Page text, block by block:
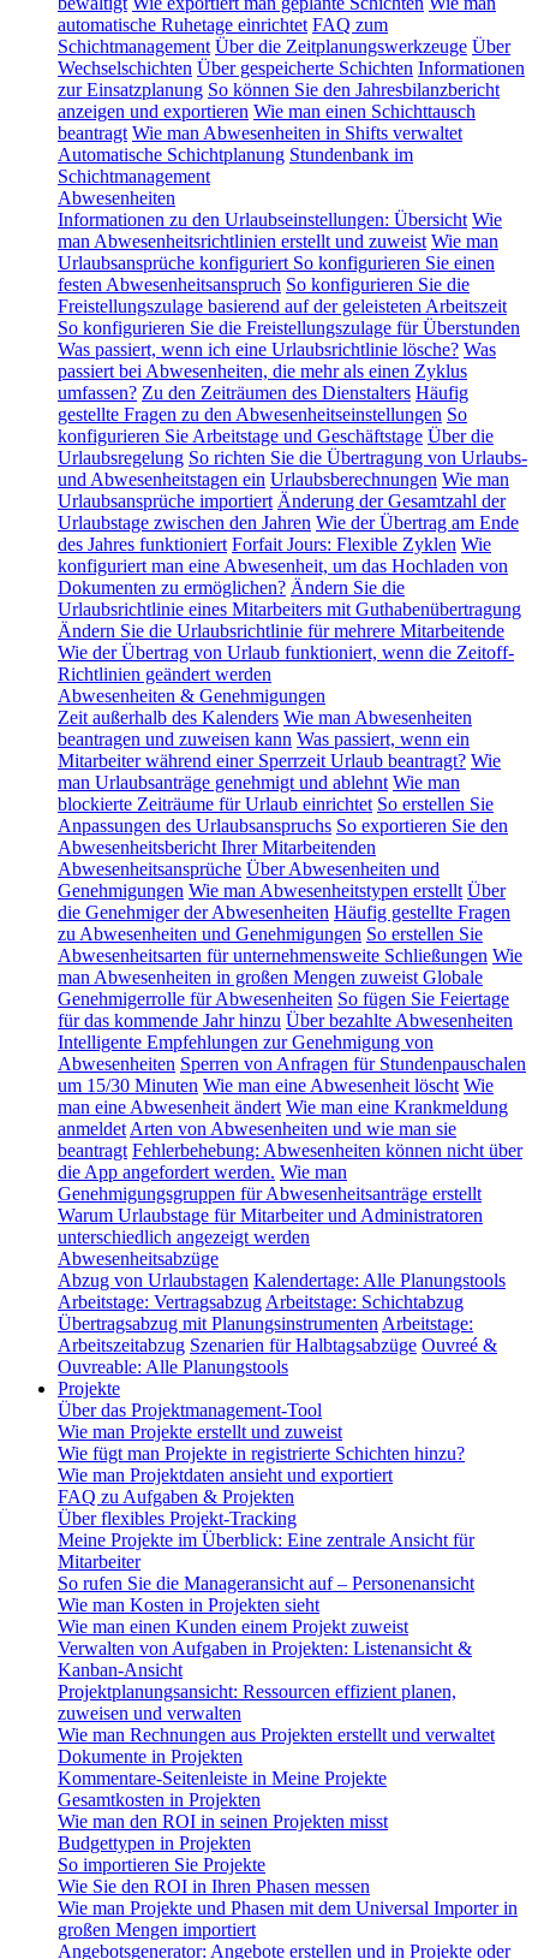
automatische Ruhetage einrichtet FAQ zum
Schichtmanagement Über die Zeitplanungswerkzeuge Über
Wechselschichten Über gespeicherte Schichten Informationen
zur Einsatzplanung So können Sie den Jahresbilanzbericht
anzeigen und exportieren Wie man einen Schichttausch
beantragt Wie man Abwesenheiten in Shifts verwaltet
Automatische Schichtplanung Stundenbank im
Schichtmanagement
Abwesenheiten
Informationen zu den Urlaubseinstellungen: Übersicht Wie
man Abwesenheitsrichtlinien erstellt und zuweist Wie man
Urlaubsansprüche konfiguriert So konfigurieren Sie einen
festen Abwesenheitsanspruch So konfigurieren Sie die
Freistellungszulage basierend auf der geleisteten Arbeitszeit
So konfigurieren Sie die Freistellungszulage für Überstunden
Was passiert, wenn ich eine Urlaubsrichtlinie lösche? Was
passiert bei Abwesenheiten, die mehr als einen Zyklus
umfassen? Zu den Zeiträumen des Dienstalters Häufig
gestellte Fragen zu den Abwesenheitseinstellungen So
konfigurieren Sie Arbeitstage und Geschäftstage Über die
Urlaubsregelung So richten Sie die Übertragung von Urlaubs-
und Abwesenheitstagen ein Urlaubsberechnungen Wie man
Urlaubsansprüche importiert Änderung der Gesamtzahl der
Urlaubstage zwischen den Jahren Wie der Übertrag am Ende
des Jahres funktioniert Forfait Jours: Flexible Zyklen Wie
konfiguriert man eine Abwesenheit, um das Hochladen von
Dokumenten zu ermöglichen? Ändern Sie die
Urlaubsrichtlinie eines Mitarbeiters mit Guthabenübertragung
Ändern Sie die Urlaubsrichtlinie für mehrere Mitarbeitende
Wie der Übertrag von Urlaub funktioniert, wenn die Zeitoff-
Richtlinien geändert werden
Abwesenheiten & Genehmigungen
Zeit außerhalb des Kalenders Wie man Abwesenheiten
beantragen und zuweisen kann Was passiert, wenn ein
Mitarbeiter während einer Sperrzeit Urlaub beantragt? Wie
man Urlaubsanträge genehmigt und ablehnt Wie man
blockierte Zeiträume für Urlaub einrichtet So erstellen Sie
Anpassungen des Urlaubsanspruchs So exportieren Sie den
Abwesenheitsbericht Ihrer Mitarbeitenden
Abwesenheitsansprüche Über Abwesenheiten und
Genehmigungen Wie man Abwesenheitstypen erstellt Über
die Genehmiger der Abwesenheiten Häufig gestellte Fragen
zu Abwesenheiten und Genehmigungen So erstellen Sie
Abwesenheitsarten für unternehmensweite Schließungen Wie
man Abwesenheiten in großen Mengen zuweist Globale
Genehmigerrolle für Abwesenheiten So fügen Sie Feiertage
für das kommende Jahr hinzu Über bezahlte Abwesenheiten
Intelligente Empfehlungen zur Genehmigung von
Abwesenheiten Sperren von Anfragen für Stundenpauschalen
um 15/30 Minuten Wie man eine Abwesenheit löscht Wie
man eine Abwesenheit ändert Wie man eine Krankmeldung
anmeldet Arten von Abwesenheiten und wie man sie
beantragt Fehlerbehebung: Abwesenheiten können nicht über
die App angefordert werden. Wie man
Genehmigungsgruppen für Abwesenheitsanträge erstellt
Warum Urlaubstage für Mitarbeiter und Administratoren
unterschiedlich angezeigt werden
Abwesenheitsabzüge
Abzug von Urlaubstagen Kalendertage: Alle Planungstools
Arbeitstage: Vertragsabzug Arbeitstage: Schichtabzug
Übertragsabzug mit Planungsinstrumenten Arbeitstage:
Arbeitszeitabzug Szenarien für Halbtagsabzüge Ouvreé &
Ouvreable: Alle Planungstools
Projekte
Über das Projektmanagement-Tool
Wie man Projekte erstellt und zuweist
Wie fügt man Projekte in registrierte Schichten hinzu?
Wie man Projektdaten ansieht und exportiert
FAQ zu Aufgaben & Projekten
Über flexibles Projekt-Tracking
Meine Projekte im Überblick: Eine zentrale Ansicht für
Mitarbeiter
So rufen Sie die Manageransicht auf – Personenansicht
Wie man Kosten in Projekten sieht
Wie man einen Kunden einem Projekt zuweist
Verwalten von Aufgaben in Projekten: Listenansicht &
Kanban-Ansicht
Projektplanungsansicht: Ressourcen effizient planen,
zuweisen und verwalten
Wie man Rechnungen aus Projekten erstellt und verwaltet
Dokumente in Projekten
Kommentare-Seitenleiste in Meine Projekte
Gesamtkosten in Projekten
Wie man den ROI in seinen Projekten misst
Budgettypen in Projekten
So importieren Sie Projekte
Wie Sie den ROI in Ihren Phasen messen
Wie man Projekte und Phasen mit dem Universal Importer in
großen Mengen importiert
Angebotsgenerator: Angebote erstellen und in Projekte oder